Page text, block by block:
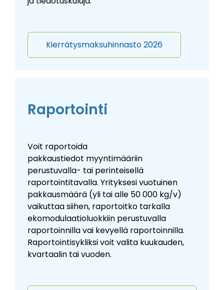
Kierrätysmaksuhinnasto 2026
Raportointi
Voit raportoida
pakkaustiedot myyntimääriin
perustuvalla- tai perinteisellä
raportointitavalla. Yrityksesi vuotuinen
pakkausmäärä (yli tai alle 50 000 kg/v)
vaikuttaa siihen, raportoitko tarkalla
ekomodulaatioluokkiin perustuvalla
raportoinnilla vai kevyellä raportoinnilla.
Raportointisykliksi voit valita kuukauden,
kvartaalin tai vuoden.